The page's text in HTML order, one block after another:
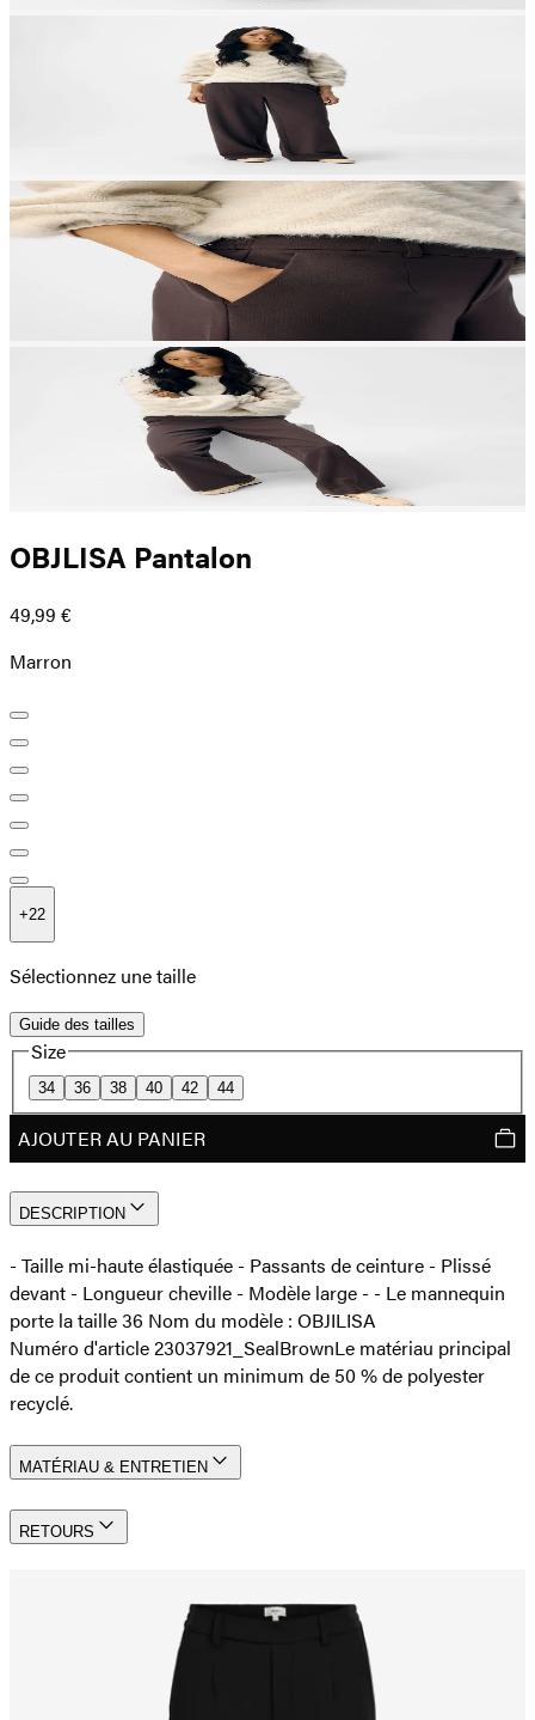
OBJLISA Pantalon
49,99 €
Marron
+22
Sélectionnez une taille
Guide des tailles
Size
34 36 38 40 42 44
AJOUTER AU PANIER
DESCRIPTION
- Taille mi-haute élastiquée - Passants de ceinture - Plissé
devant - Longueur cheville - Modèle large - - Le mannequin
porte la taille 36 Nom du modèle : OBJILISA
Numéro d'article 23037921_SealBrownLe matériau principal
de ce produit contient un minimum de 50 % de polyester
recyclé.
MATÉRIAU & ENTRETIEN
RETOURS